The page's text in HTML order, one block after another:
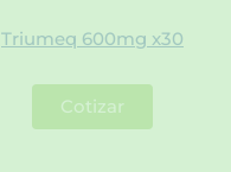
Triumeq 600mg x30
Cotizar